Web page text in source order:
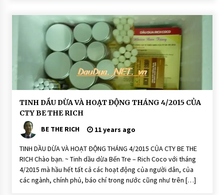
Đ
C
hi
D
u
a
i
c
h
C
o
C
TINH DẦU DỪA VÀ HOẠT ĐỘNG THÁNG 4/2015 CỦA
CTY BE THE RICH
BE THE RICH
11 years ago
TINH DẦU DỪA VÀ HOẠT ĐỘNG THÁNG 4/2015 CỦA CTY BE THE
RICH Chào bạn. ~ Tinh dầu dừa Bến Tre – Rich Coco với tháng
4/2015 mà hầu hết tất cả các hoạt động của người dân, của
các ngành, chính phủ, báo chí trong nước cũng như trên […]